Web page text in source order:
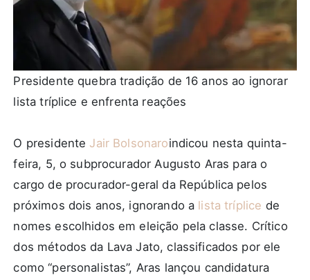
Presidente quebra tradição de 16 anos ao ignorar
lista tríplice e enfrenta reações
O presidente Jair Bolsonaroindicou nesta quinta-
feira, 5, o subprocurador Augusto Aras para o
cargo de procurador-geral da República pelos
próximos dois anos, ignorando a lista tríplice de
nomes escolhidos em eleição pela classe. Crítico
dos métodos da Lava Jato, classificados por ele
como “personalistas”, Aras lançou candidatura